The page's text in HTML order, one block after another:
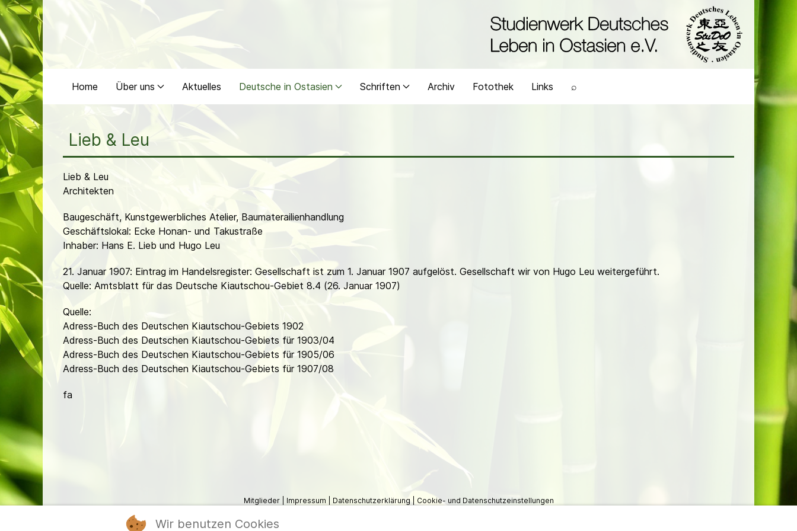
Home Über uns Aktuelles Deutsche in Ostasien Schriften Archiv Fotothek Links ⌕
Lieb & Leu
Lieb & Leu
Architekten
Baugeschäft, Kunstgewerbliches Atelier, Baumaterailienhandlung
Geschäftslokal: Ecke Honan- und Takustraße
Inhaber: Hans E. Lieb und Hugo Leu
21. Januar 1907: Eintrag im Handelsregister: Gesellschaft ist zum 1. Januar 1907 aufgelöst. Gesellschaft wir von Hugo Leu weitergeführt.
Quelle: Amtsblatt für das Deutsche Kiautschou-Gebiet 8.4 (26. Januar 1907)
Quelle:
Adress-Buch des Deutschen Kiautschou-Gebiets 1902
Adress-Buch des Deutschen Kiautschou-Gebiets für 1903/04
Adress-Buch des Deutschen Kiautschou-Gebiets für 1905/06
Adress-Buch des Deutschen Kiautschou-Gebiets für 1907/08
fa
Mitglieder Impressum Datenschutzerklärung Cookie- und Datenschutzeinstellungen
Wir benutzen Cookies